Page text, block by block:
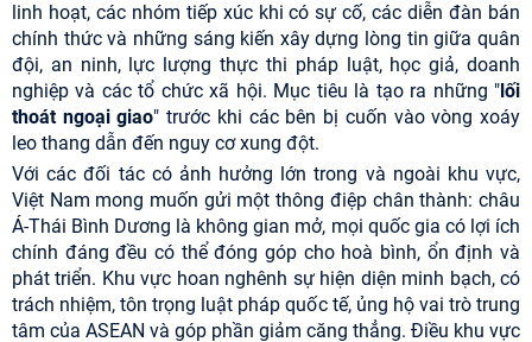
linh hoạt, các nhóm tiếp xúc khi có sự cố, các diễn đàn bán
chính thức và những sáng kiến xây dựng lòng tin giữa quân
đội, an ninh, lực lượng thực thi pháp luật, học giả, doanh
nghiệp và các tổ chức xã hội. Mục tiêu là tạo ra những " lối
thoát ngoại giao" trước khi các bên bị cuốn vào vòng xoáy
leo thang dẫn đến nguy cơ xung đột.
Với các đối tác có ảnh hưởng lớn trong và ngoài khu vực,
Việt Nam mong muốn gửi một thông điệp chân thành: châu
Á-Thái Bình Dương là không gian mở, mọi quốc gia có lợi ích
chính đáng đều có thể đóng góp cho hoà bình, ổn định và
phát triển. Khu vực hoan nghênh sự hiện diện minh bạch, có
trách nhiệm, tôn trọng luật pháp quốc tế, ủng hộ vai trò trung
tâm của ASEAN và góp phần giảm căng thẳng. Điều khu vực